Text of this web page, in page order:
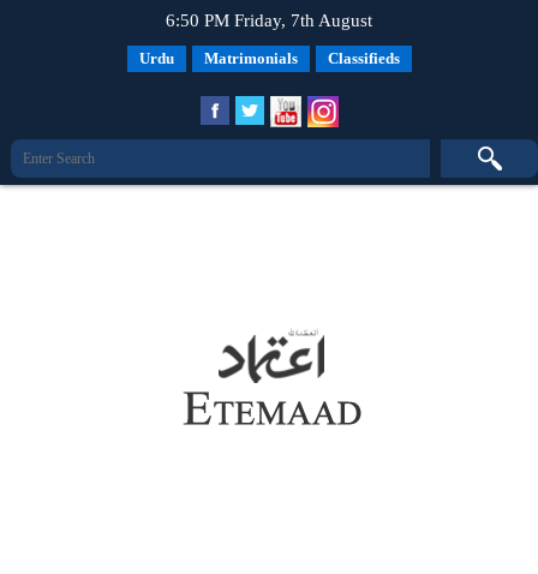
6:50 PM Friday, 7th August
Urdu Matrimonials Classifieds